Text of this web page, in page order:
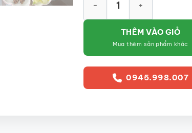
THÊM VÀO GIỎ
Mua thêm sản phẩm khác
0945.998.007